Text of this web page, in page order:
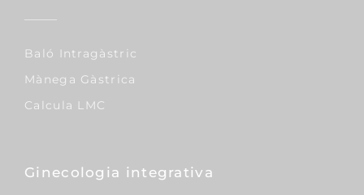
Baló Intragàstric
Mànega Gàstrica
Calcula LMC
Ginecologia integrativa